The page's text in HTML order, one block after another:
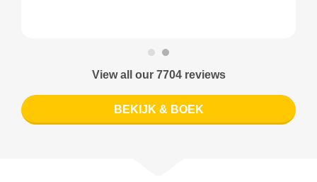
View all our 7704 reviews
BEKIJK & BOEK